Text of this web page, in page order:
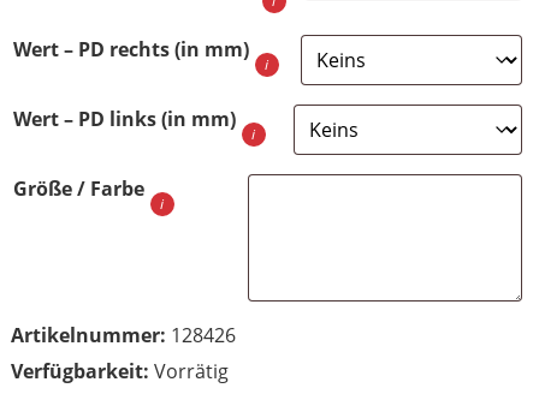
Wert – PD rechts (in mm)
Wert – PD links (in mm)
Größe / Farbe
Artikelnummer: 128426
Vorrätig